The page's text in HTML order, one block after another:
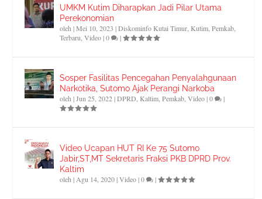
UMKM Kutim Diharapkan Jadi Pilar Utama
Perekonomian
oleh|Mei 10, 2023 |Diskominfo Kutai Timur ,Kutim ,Pemkab
Terbaru ,Video|0 |
Sosper Fasilitas Pencegahan Penyalahgunaan
Narkotika, Sutomo Ajak Perangi Narkoba
oleh|Jun 25, 2022|DPRD ,Kaltim ,Pemkab ,Video|0 |
Video Ucapan HUT RI Ke 75 Sutomo
Jabir,ST,MT Sekretaris Fraksi PKB DPRD Prov.
Kaltim
oleh| Agu 14, 2020|Video|0 |